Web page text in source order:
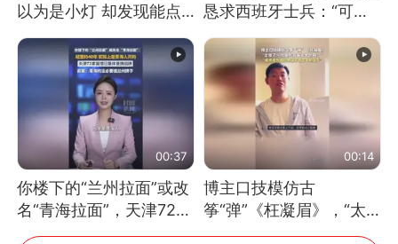
以为是小灯 却发现能点
燃香烟 当事人：已报警
处理
恳求西班牙士兵：“可不
可以不要把我遣返回国”
00:37
你楼下的“兰州拉面”或改
名“青海拉面”，天津72家
面馆已集体更换招牌
00:14
博主口技模仿古
筝“弹”《枉凝眉》，“太
像了～你是吃古筝长大的